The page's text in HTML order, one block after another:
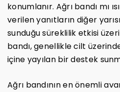
konumlanır. Ağrı bandı mı
verilen yanıtların diğer
sunduğu süreklilik etkisi
bandı, genellikle cilt
içine yayılan bir destek
Ağrı bandının en önemli